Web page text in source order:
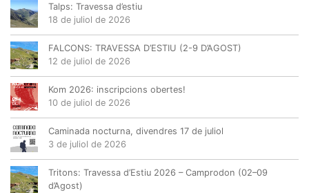
Talps: Travessa d’estiu
18 de juliol de 2026
FALCONS: TRAVESSA D’ESTIU (2-9 D’AGOST)
12 de juliol de 2026
Kom 2026: inscripcions obertes!
10 de juliol de 2026
Caminada nocturna, divendres 17 de juliol
3 de juliol de 2026
Tritons: Travessa d’Estiu 2026 – Camprodon (02–09
d’Agost)